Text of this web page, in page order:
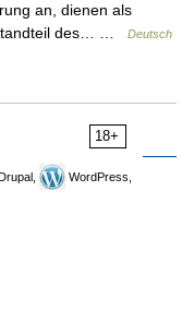
an, dienen als
des… …
Deutsch
18+
WordPress,